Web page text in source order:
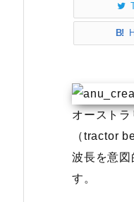
B!
オースト
（tractor
波長を意図
す。